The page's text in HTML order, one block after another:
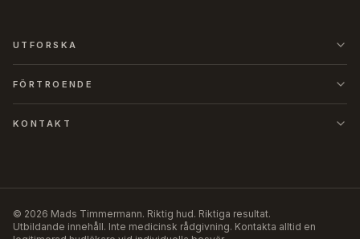
UTFORSKA
FÖRTROENDE
KONTAKT
© 2026 Mads Timmermann. Riktig hud. Riktiga resultat.
Utbildande innehåll. Inte medicinsk rådgivning. Kontakta alltid en